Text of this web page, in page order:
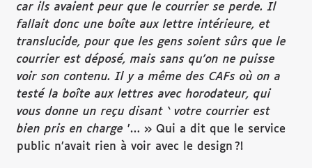
car ils avaient peur que le courrier se perde. Il
fallait donc une boîte aux lettre intérieure, et
translucide, pour que les gens soient sûrs que le
courrier est déposé, mais sans qu’on ne puisse
voir son contenu. Il y a même des CAFs où on a
testé la boîte aux lettres avec horodateur, qui
vous donne un reçu disant ‘votre courrier est
bien pris en charge ’… » Qui a dit que le service
public n’avait rien à voir avec le design ?!